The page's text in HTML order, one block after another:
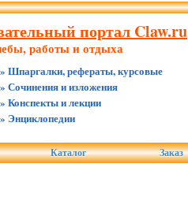
портал Claw.ru
работы и отдыха
» Шпаргалки, рефераты, курсовые
» Сочинения и изложения
» Конспекты и лекции
» Энциклопедии
Каталог Заказ